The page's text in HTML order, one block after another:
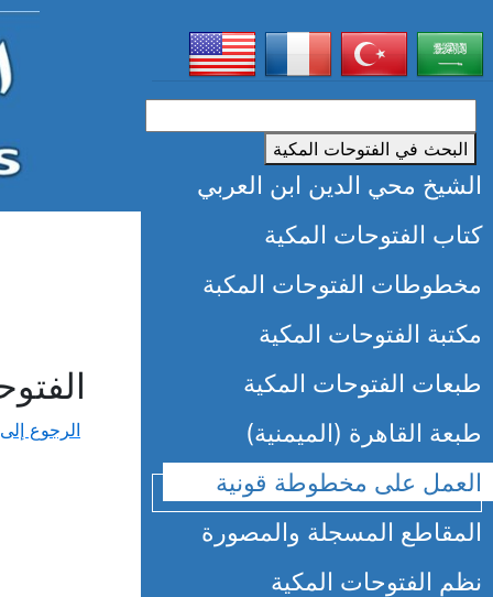
البحث في الفتوحات المكية
الشيخ محي الدين ابن العربي
كتاب الفتوحات المكية
مخطوطات الفتوحات المكبة
مكتبة الفتوحات المكية
طبعات الفتوحات المكية
طبعة القاهرة (الميمنية)
العمل على مخطوطة قونية
المقاطع المسجلة والمصورة
نظم الفتوحات المكية
الرجوع